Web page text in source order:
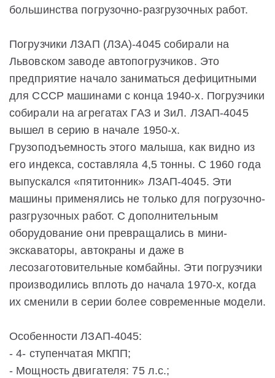
большинства погрузочно-разгрузочных работ.
Погрузчики ЛЗАП (ЛЗА)-4045 собирали на
Львовском заводе автопогрузчиков. Это
предприятие начало заниматься дефицитными
для СССР машинами с конца 1940-х. Погрузчики
собирали на агрегатах ГАЗ и ЗиЛ. ЛЗАП-4045
вышел в серию в начале 1950-х.
Грузоподъемность этого малыша, как видно из
его индекса, составляла 4,5 тонны. С 1960 года
выпускался «пятитонник» ЛЗАП-4045. Эти
машины применялись не только для погрузочно-
разгрузочных работ. С дополнительным
оборудование они превращались в мини-
экскаваторы, автокраны и даже в
лесозаготовительные комбайны. Эти погрузчики
производились вплоть до начала 1970-х, когда
их сменили в серии более современные модели.
Особенности ЛЗАП-4045:
- 4- ступенчатая МКПП;
- Мощность двигателя: 75 л.с.;